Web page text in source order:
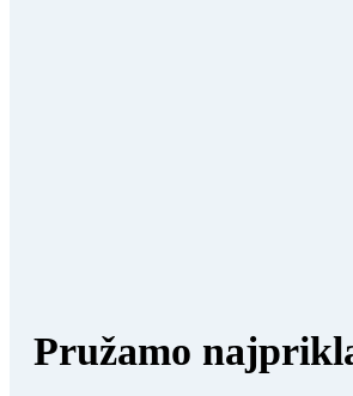
Pružamo